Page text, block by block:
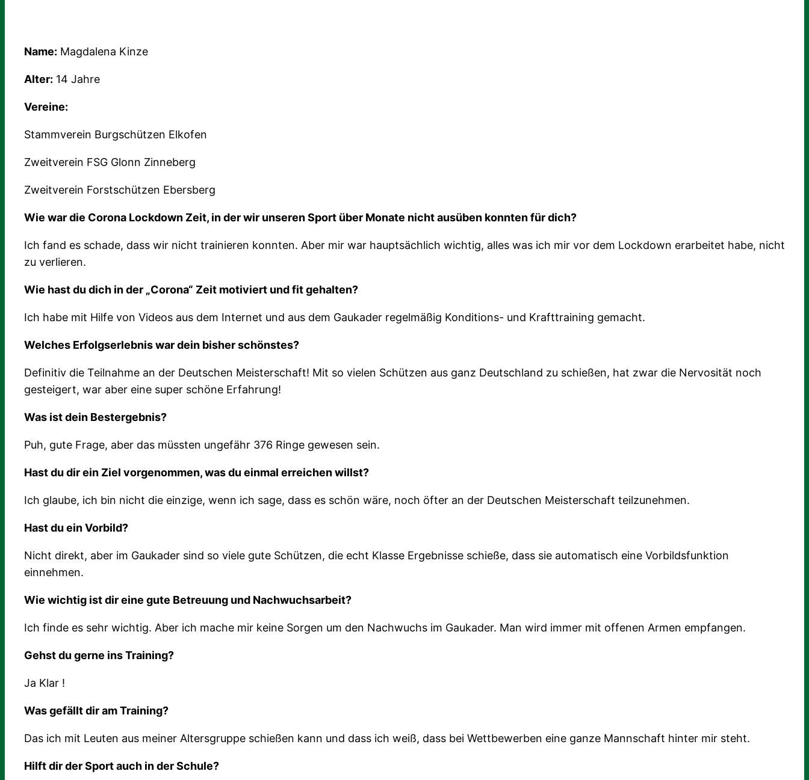
Name: Magdalena Kinze
Alter: 14 Jahre
Vereine:
Stammverein Burgschützen Elkofen
Zweitverein FSG Glonn Zinneberg
Zweitverein Forstschützen Ebersberg
Wie war die Corona Lockdown Zeit, in der wir unseren Sport über Monate nicht ausüben konnten für dich?
Ich fand es schade, dass wir nicht trainieren konnten. Aber mir war hauptsächlich wichtig, alles was ich mir vor dem Lockdown erarbeitet habe, nicht
zu verlieren.
Wie hast du dich in der „Corona“ Zeit motiviert und fit gehalten?
Ich habe mit Hilfe von Videos aus dem Internet und aus dem Gaukader regelmäßig Konditions- und Krafttraining gemacht.
Welches Erfolgserlebnis war dein bisher schönstes?
Definitiv die Teilnahme an der Deutschen Meisterschaft! Mit so vielen Schützen aus ganz Deutschland zu schießen, hat zwar die Nervosität noch
gesteigert, war aber eine super schöne Erfahrung!
Was ist dein Bestergebnis?
Puh, gute Frage, aber das müssten ungefähr 376 Ringe gewesen sein.
Hast du dir ein Ziel vorgenommen, was du einmal erreichen willst?
Ich glaube, ich bin nicht die einzige, wenn ich sage, dass es schön wäre, noch öfter an der Deutschen Meisterschaft teilzunehmen.
Hast du ein Vorbild?
Nicht direkt, aber im Gaukader sind so viele gute Schützen, die echt Klasse Ergebnisse schieße, dass sie automatisch eine Vorbildsfunktion
einnehmen.
Wie wichtig ist dir eine gute Betreuung und Nachwuchsarbeit?
Ich finde es sehr wichtig. Aber ich mache mir keine Sorgen um den Nachwuchs im Gaukader. Man wird immer mit offenen Armen empfangen.
Gehst du gerne ins Training?
Ja Klar !
Was gefällt dir am Training?
Das ich mit Leuten aus meiner Altersgruppe schießen kann und dass ich weiß, dass bei Wettbewerben eine ganze Mannschaft hinter mir steht.
Hilft dir der Sport auch in der Schule?